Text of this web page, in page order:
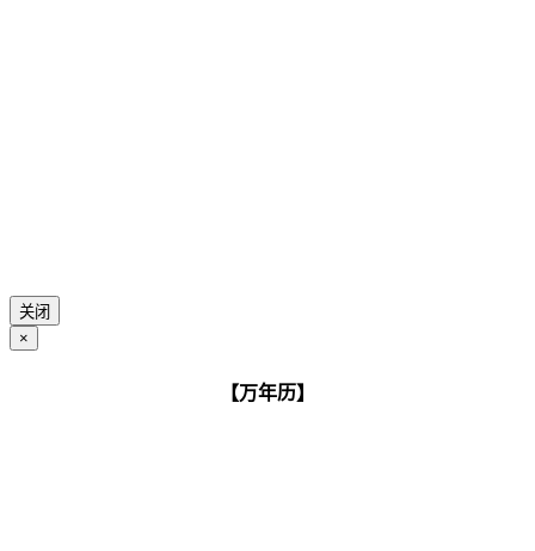
关闭
×
【万年历】